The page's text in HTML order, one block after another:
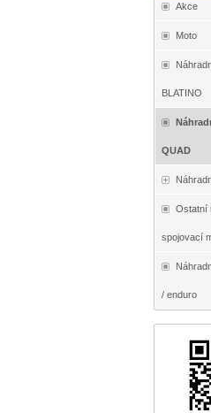
Akce
Moto
BLATINO
QUAD
Ostatní
spojovací
/ enduro